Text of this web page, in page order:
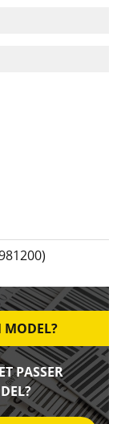
MODEL?
PASSER